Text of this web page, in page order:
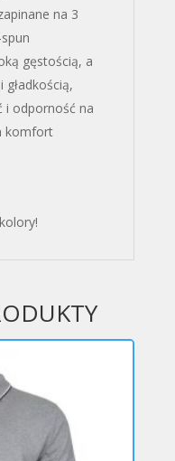
na 3
gęstością, a
i odporność na
komfort